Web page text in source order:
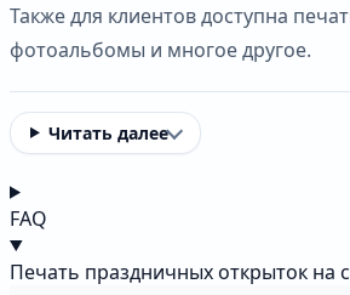
Также для клиентов доступна
фотоальбомы и многое другое.
Читать далее
FAQ
Печать праздничных открыток на